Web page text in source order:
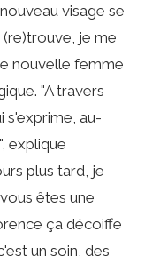
visage se
(re)trouve, je me
nouvelle femme
"A travers
s'exprime, au-
explique
plus tard, je
êtes une
ça décoiffe
un soin, des